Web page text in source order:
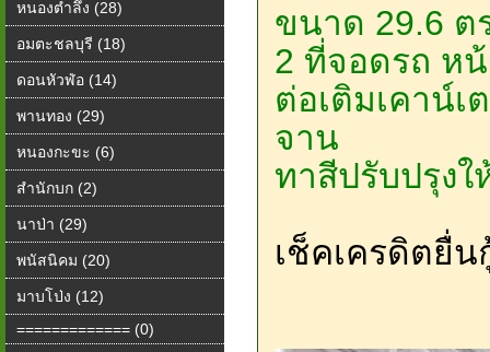
หนองตำลึง (28)
อมตะชลบุรี (18)
ดอนหัวฬ่อ (14)
พานทอง (29)
หนองกะขะ (6)
สำนักบก (2)
นาป่า (29)
พนัสนิคม (20)
มาบโป่ง (12)
============= (0)
ขนาด 29.6 ต
2 ที่จอดรถ หน้
ต่อเติมเคาน์
จาน
ทาสีปรับปรุงใ
เช็คเครดิตยื่